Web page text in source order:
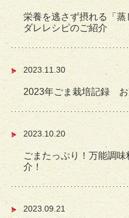
栄養を逃さず摂れる「
ダレレシピのご紹介
2023.11.30
2023年ごま栽培記録 お
2023.10.20
ごまたっぷり！万能調
介！
2023.09.21